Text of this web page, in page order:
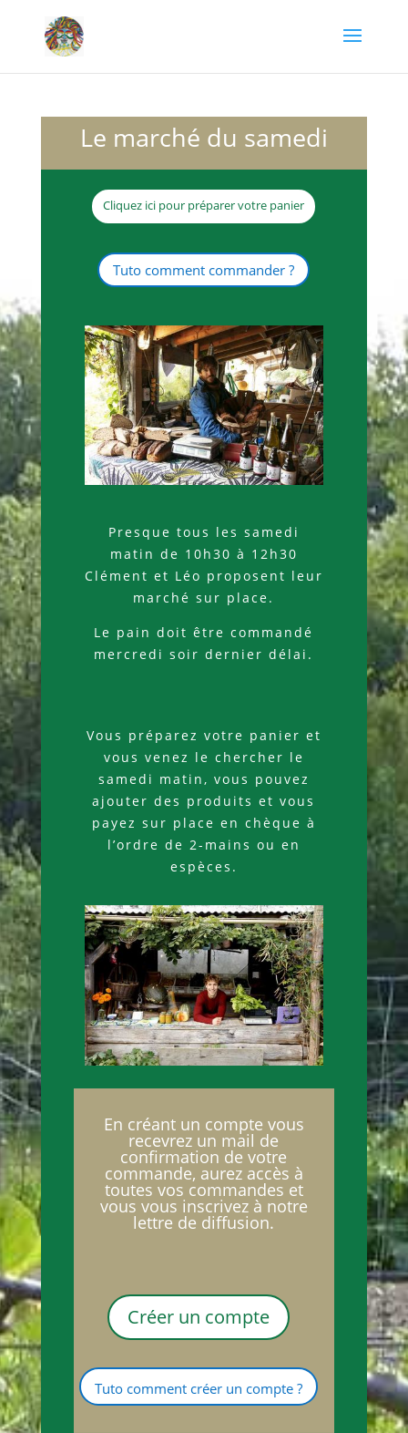
Le marché du samedi
Cliquez ici pour préparer votre panier
Tuto comment commander ?
Presque tous les samedi
matin de 10h30 à 12h30
Clément et Léo proposent leur
marché sur place.
Le pain doit être commandé
mercredi soir dernier délai.
Vous préparez votre panier et
vous venez le chercher le
samedi matin, vous pouvez
ajouter des produits et vous
payez sur place en chèque à
l’ordre de 2-mains ou en
espèces.
En créant un compte vous
recevrez un mail de
confirmation de votre
commande, aurez accès à
toutes vos commandes et
vous vous inscrivez à notre
lettre de diffusion.
Créer un compte
Tuto comment créer un compte ?